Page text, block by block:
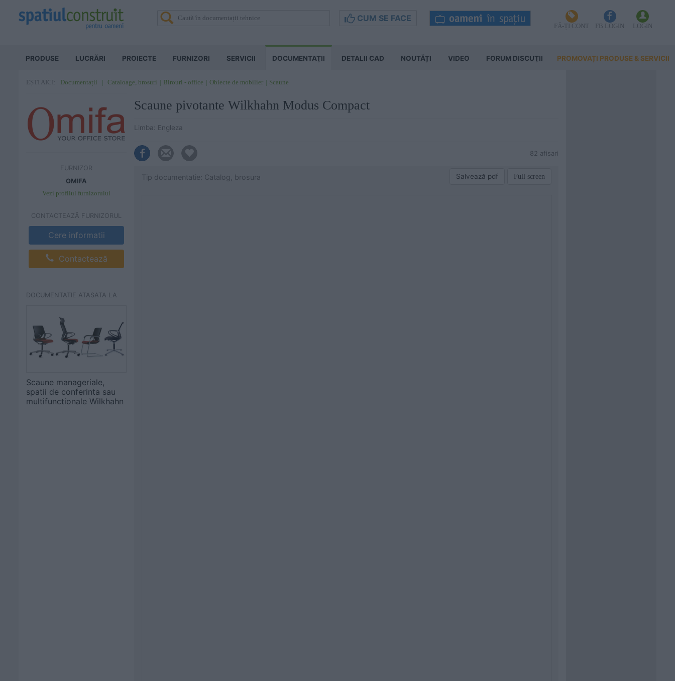
CUM SE FACE
FĂ-ȚI CONT FB LOGIN LOGIN
PRODUSE LUCRĂRI PROIECTE FURNIZORI SERVICII DOCUMENTAŢII DETALII CAD NOUTĂȚI VIDEO FORUM DISCUŢII PROMOVAȚI PRODUSE & SERVICII
EȘTI AICI: Documentații Cataloage, brosuri Birouri - office Obiecte de mobilier Scaune
FURNIZOR
OMIFA
Vezi profilul furnizorului
CONTACTEAZĂ FURNIZORUL
Cere informatii
Contactează
DOCUMENTATIE ATASATA LA
Scaune manageriale,
spatii de conferinta sau
multifunctionale Wilkhahn
Scaune pivotante Wilkhahn Modus Compact
Limba: Engleza
82 afisari
Tip documentatie: Catalog, brosura Salvează pdf Full screen